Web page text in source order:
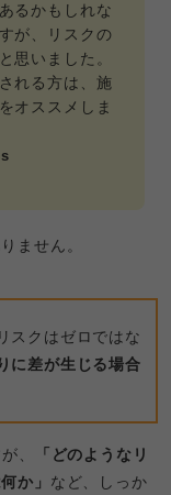
るかもしれな
が、リスクの
思いました。
れる方は、施
オススメしま
ません。
スクはゼロではな
に差が生じる場合
、
「どのようなリ
か」 など、しっか